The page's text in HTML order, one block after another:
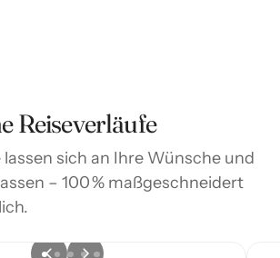
Reiseverläufe
lassen sich an Ihre Wünsche und
– 100 % maßgeschneidert